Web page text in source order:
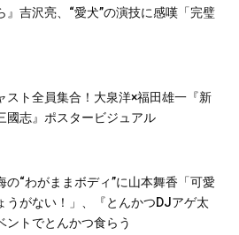
』吉沢亮、“愛⽝”の演技に感嘆「完璧
スト全員集合！大泉洋×福田雄一『新
國志』ポスタービジュアル
の“わがままボディ”に山本舞香「可愛
うがない！」、『とんかつDJアゲ太
ントでとんかつ食らう